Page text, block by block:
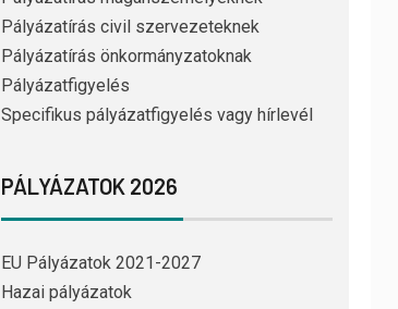
Pályázatírás civil szervezeteknek
Pályázatírás önkormányzatoknak
Pályázatfigyelés
Specifikus pályázatfigyelés vagy hírlevél
PÁLYÁZATOK 2026
EU Pályázatok 2021-2027
Hazai pályázatok